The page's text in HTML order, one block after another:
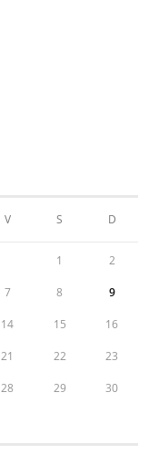
V S D
1 2
7 8 9
14 15 16
21 22 23
28 29 30